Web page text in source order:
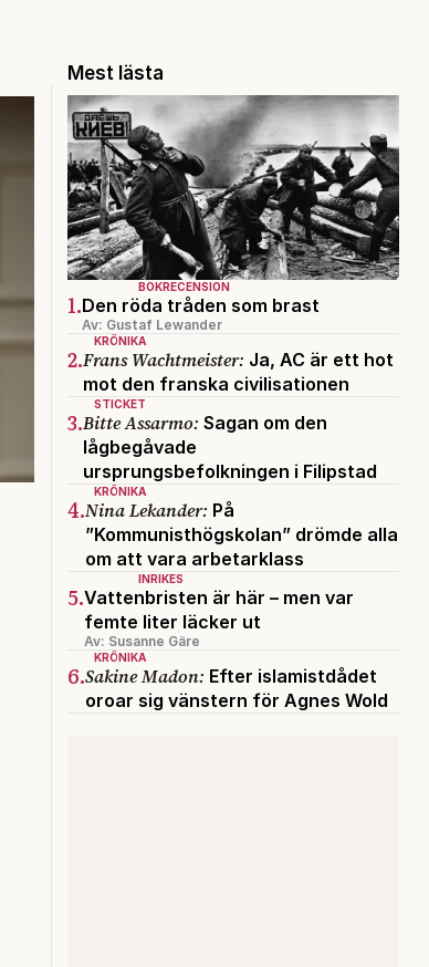
Mest lästa
BOKRECENSION
1.Den röda tråden som brast
Av: Gustaf Lewander
KRÖNIKA
2.Frans Wachtmeister: Ja, AC är ett hot
mot den franska civilisationen
STICKET
3.Bitte Assarmo: Sagan om den
lågbegåvade
ursprungsbefolkningen i Filipstad
KRÖNIKA
4.Nina Lekander: På
”Kommunisthögskolan” drömde alla
om att vara arbetarklass
INRIKES
5.Vattenbristen är här – men var
femte liter läcker ut
Av: Susanne Gäre
KRÖNIKA
6.Sakine Madon: Efter islamistdådet
oroar sig vänstern för Agnes Wold